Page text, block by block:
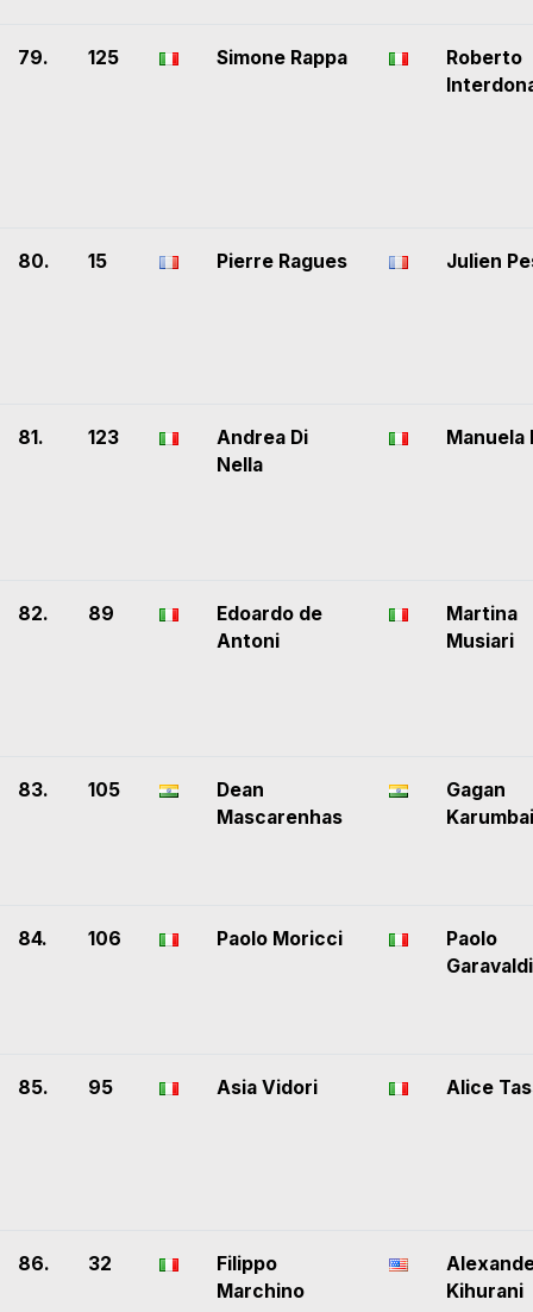
79. 125 Simone Rappa
Roberto
80. 15 Pierre Ragues Julien
81. 123
Andrea Di
Nella
Manuela
82. 89
Edoardo de
Antoni
Martina
Musiari
83. 105
Dean
Mascarenhas
Gagan
84. 106 Paolo Moricci
Paolo
Garavaldi
85. 95 Asia Vidori Alice
86. 32
Filippo
Marchino
Kihurani